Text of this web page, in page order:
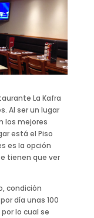
La Kafra
Al ser un lugar
los mejores
está el Piso
es la opción
tienen que ver
condición
día unas 100
lo cual se